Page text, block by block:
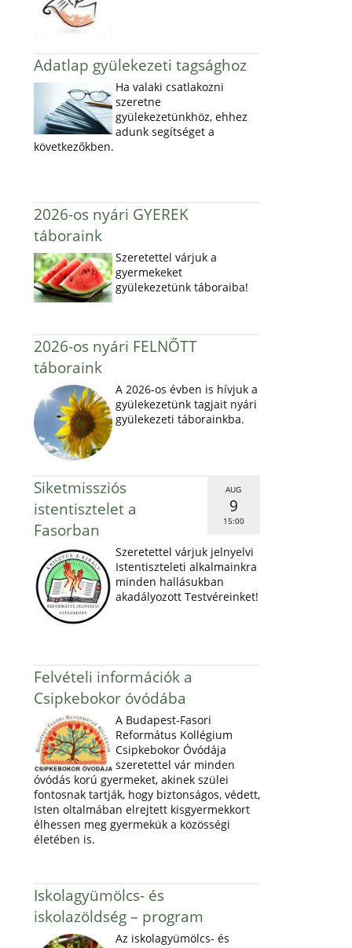
Adatlap gyülekezeti tagsághoz
Ha valaki csatlakozni
szeretne
gyülekezetünkhöz, ehhez
adunk segítséget a
következőkben.
2026-os nyári GYEREK
táboraink
Szeretettel várjuk a
gyermekeket
gyülekezetünk táboraiba!
2026-os nyári FELNŐTT
táboraink
A 2026-os évben is hívjuk a
gyülekezetünk tagjait nyári
gyülekezeti táborainkba.
AUG
9
15:00
Siketmissziós
istentisztelet a
Fasorban
Szeretettel várjuk jelnyelvi
Istentiszteleti alkalmainkra
minden hallásukban
akadályozott Testvéreinket!
Felvételi információk a
Csipkebokor óvódába
A Budapest-Fasori
Református Kollégium
Csipkebokor Óvódája
szeretettel vár minden
óvódás korú gyermeket, akinek szülei
fontosnak tartják, hogy biztonságos, védett,
Isten oltalmában elrejtett kisgyermekkort
élhessen meg gyermekük a közösségi
életében is.
Iskolagyümölcs- és
iskolazöldség – program
Az iskolagyümölcs- és